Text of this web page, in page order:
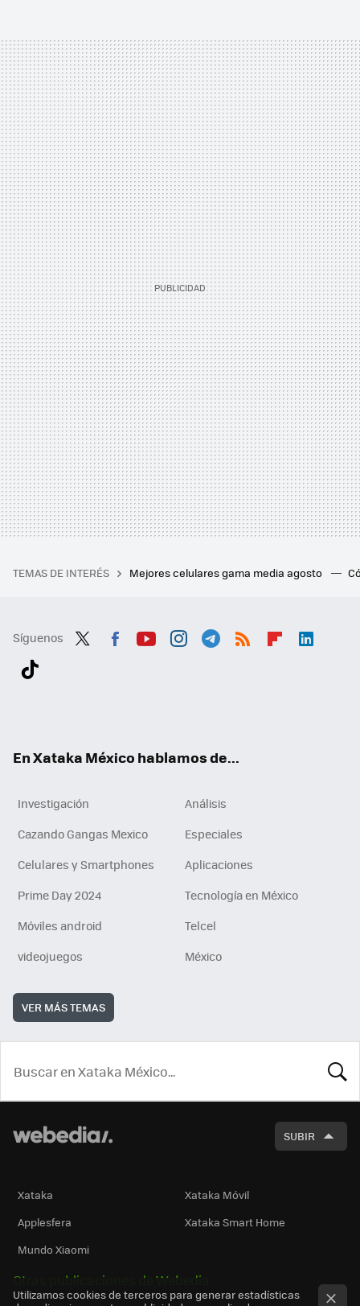
TEMAS DE INTERÉS Mejores celulares gama media agosto
Síguenos
En Xataka México hablamos de...
Investigación
Análisis
Cazando Gangas Mexico
Especiales
Celulares y Smartphones
Aplicaciones
Prime Day 2024
Tecnología en México
Móviles android
Telcel
videojuegos
México
VER MÁS TEMAS
SUBIR
Xataka
Xataka Móvil
Applesfera
Xataka Smart Home
Mundo Xiaomi
Otras publicaciones de Webedia
Utilizamos cookies de terceros para generar estadísticas